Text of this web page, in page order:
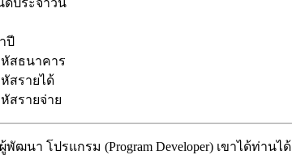
ดประจำวัน
ปี
หัสธนาคาร
สรายได้
สรายจ่าย
ฒนา โปรแกรม (Program Developer) เขาได้ท่านได้